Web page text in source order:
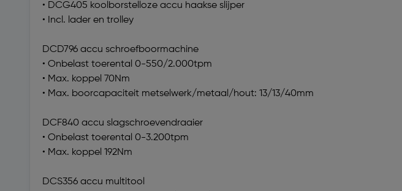
• DCG405 koolborstelloze accu haakse slijper
• Incl. lader en trolley
DCD796 accu schroefboormachine
• Onbelast toerental 0-550/2.000tpm
• Max. koppel 70Nm
• Max. boorcapaciteit metselwerk/metaal/hout: 13/13/40mm
DCF840 accu slagschroevendraaier
• Onbelast toerental 0-3.200tpm
• Max. koppel 192Nm
DCS356 accu multitool